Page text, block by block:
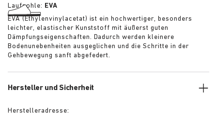
Laufsohle: EVA
EVA (Ethylenvinylacetat) ist ein hochwertiger, besonders
leichter, elastischer Kunststoff mit äußerst guten
Dämpfungseigenschaften. Dadurch werden kleinere
Bodenunebenheiten ausgeglichen und die Schritte in der
Gehbewegung sanft abgefedert.
Hersteller und Sicherheit
Herstelleradresse: